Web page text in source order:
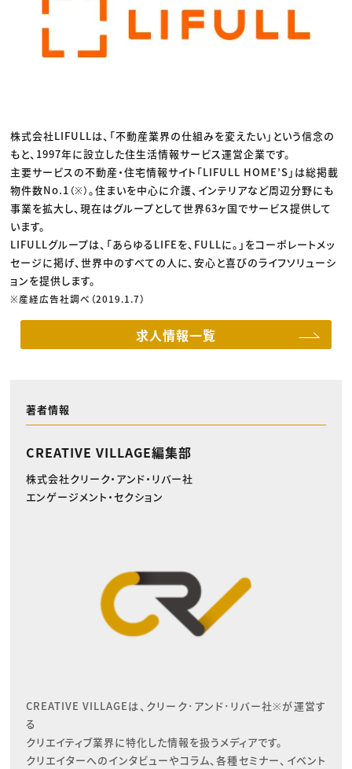
株式会社LIFULLは、「不動産業界の仕組みを変えたい」という信念の
もと、1997年に設立した住生活情報サービス運営企業です。
主要サービスの不動産・住宅情報サイト「LIFULL HOME’S」は総掲載
物件数No.1 （※）。住まいを中心に介護、インテリアなど周辺分野にも
事業を拡大し、現在はグループとして世界63ヶ国でサービス提供して
います。
LIFULLグループは、「あらゆるLIFEを、FULLに。」をコーポレートメッ
セージに掲げ、世界中のすべての人に、安心と喜びのライフソリューシ
ョンを提供します。
※産経広告社調べ（2019.1.7）
求人情報一覧
著者情報
CREATIVE VILLAGE編集部
株式会社クリーク・アンド・リバー社
エンゲージメント・セクション
CREATIVE VILLAGEは、クリーク･アンド･リバー社※が運営す
る
クリエイティブ業界に特化した情報を扱うメディアです。
クリエイターへのインタビューやコラム、各種セミナー、イベント